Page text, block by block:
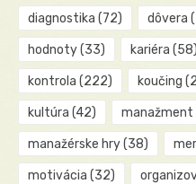
diagnostika (72) dôvera
hodnoty(33) kariéra (58)
kontrola (222) koučing
kultúra (42) manažment
manažérske hry(38)
motivácia (32)